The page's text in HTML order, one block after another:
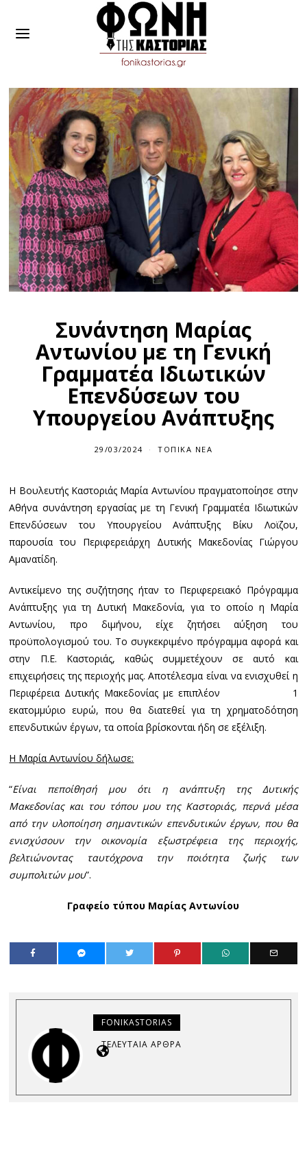
Συνάντηση Μαρίας
Αντωνίου με τη Γενική
Γραμματέα Ιδιωτικών
Επενδύσεων του
Υπουργείου Ανάπτυξης
29/03/2024
3
2
0
2
4
ΤΟΠΙΚΆ ΝΈΑ
Η Βουλευτής Καστοριάς Μαρία Αντωνίου πραγματοποίησε στην
Αθήνα συνάντηση εργασίας με τη Γενική Γραμματέα Ιδιωτικών
Επενδύσεων του Υπουργείου Ανάπτυξης Βίκυ Λοϊζου,
παρουσία του Περιφερειάρχη Δυτικής Μακεδονίας Γιώργου
Αμανατίδη.
Αντικείμενο της συζήτησης ήταν το Περιφερειακό Πρόγραμμα
Ανάπτυξης για τη Δυτική Μακεδονία, για το οποίο η Μαρία
Αντωνίου, προ διμήνου, είχε ζητήσει αύξηση του
προϋπολογισμού του. Το συγκεκριμένο πρόγραμμα αφορά και
στην Π.Ε. Καστοριάς, καθώς συμμετέχουν σε αυτό και
επιχειρήσεις της περιοχής μας. Αποτέλεσμα είναι να ενισχυθεί η
Περιφέρεια Δυτικής Μακεδονίας με επιπλέον 1
εκατομμύριο ευρώ, που θα διατεθεί για τη χρηματοδότηση
επενδυτικών έργων, τα οποία βρίσκονται ήδη σε εξέλιξη.
Η Μαρία Αντωνίου δήλωσε:
“Είναι πεποίθησή μου ότι η ανάπτυξη της Δυτικής
Μακεδονίας και του τόπου μου της Καστοριάς, περνά μέσα
από την υλοποίηση σημαντικών επενδυτικών έργων, που θα
ενισχύσουν την οικονομία εξωστρέφεια της περιοχής,
βελτιώνοντας ταυτόχρονα την ποιότητα ζωής των
συμπολιτών μου”.
Γραφείο τύπου Μαρίας Αντωνίου
FONIKASTORIAS
ΤΕΛΕΥΤΑΊΑ ΆΡΘΡΑ